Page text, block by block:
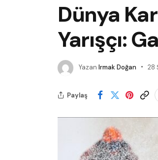
Dünya
Yarışçı:
Yazan Irmak Doğan 28
Paylaş